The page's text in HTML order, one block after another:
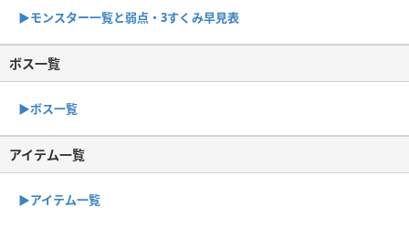
▶︎モンスター一覧と弱点・3すくみ早見表
ボス一覧
▶︎ボス一覧
アイテム一覧
▶アイテム一覧